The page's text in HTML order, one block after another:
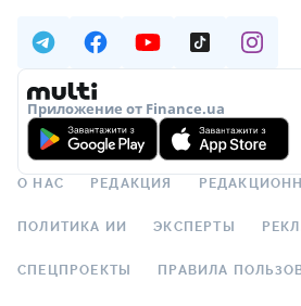
Приложение от Finance.ua
О НАС РЕДАКЦИЯ
ПОЛИТИКА ИИ ЭКСПЕРТЫ
СПЕЦПРОЕКТЫ ПРАВИЛА